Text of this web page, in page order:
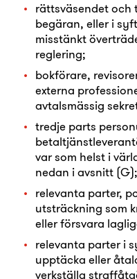
rättsväsendet och
begäran, eller i
misstänkt
reglering;
bokförare,
externa
avtalsmässig
tredje parts
var som helst i
nedan i avsnitt (G);
relevanta parter,
utsträckning som
eller försvara
relevanta parter i
upptäcka eller
verkställa